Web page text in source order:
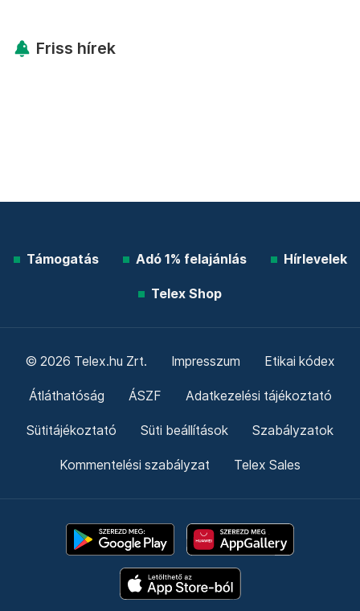
Friss hírek
Támogatás Adó 1% felajánlás Hírlevelek
Telex Shop
© 2026 Telex.hu Zrt. Impresszum Etikai kódex
Átláthatóság ÁSZF Adatkezelési tájékoztató
Sütitájékoztató Süti beállítások Szabályzatok
Kommentelési szabályzat Telex Sales